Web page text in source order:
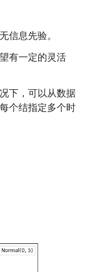
信息先验。
有一定的灵活
下，可以从数据
个结指定多个时